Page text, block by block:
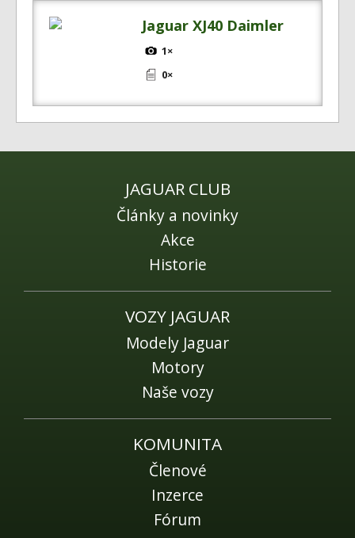
Jaguar XJ40 Daimler
1×
0×
JAGUAR CLUB
Články a novinky
Akce
Historie
VOZY JAGUAR
Modely Jaguar
Motory
Naše vozy
KOMUNITA
Členové
Inzerce
Fórum